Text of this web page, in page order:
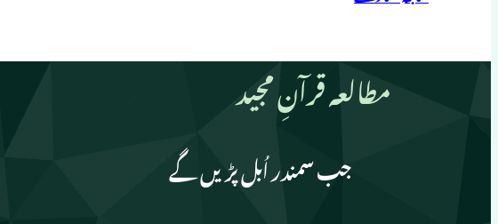
مطالعہ قرآنِ مجید
جب سمندر اُبل پڑیں گے